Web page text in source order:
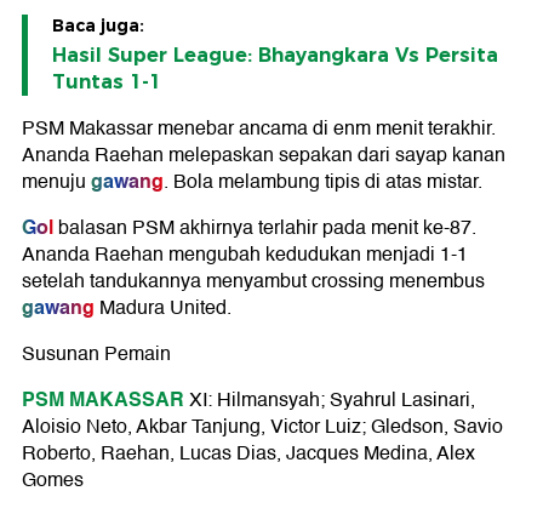
Baca juga:
Hasil Super League: Bhayangkara Vs Persita
Tuntas 1-1
PSM Makassar menebar ancama di enm menit terakhir.
Ananda Raehan melepaskan sepakan dari sayap kanan
menujugawang. Bola melambung tipis di atas mistar.
Golbalasan PSM akhirnya terlahir pada menit ke-87.
Ananda Raehan mengubah kedudukan menjadi 1-1
setelah tandukannya menyambut crossing menembus
gawang Madura United.
Susunan Pemain
PSM MAKASSARXI: Hilmansyah; Syahrul Lasinari,
Aloisio Neto, Akbar Tanjung, Victor Luiz; Gledson, Savio
Roberto, Raehan, Lucas Dias, Jacques Medina, Alex
Gomes